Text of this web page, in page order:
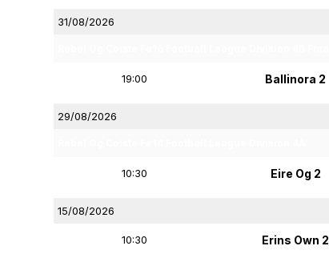
31/08/2026
19:00 Ballinora 2
29/08/2026
10:30 Eire Og 2
15/08/2026
10:30 Erins Own 2